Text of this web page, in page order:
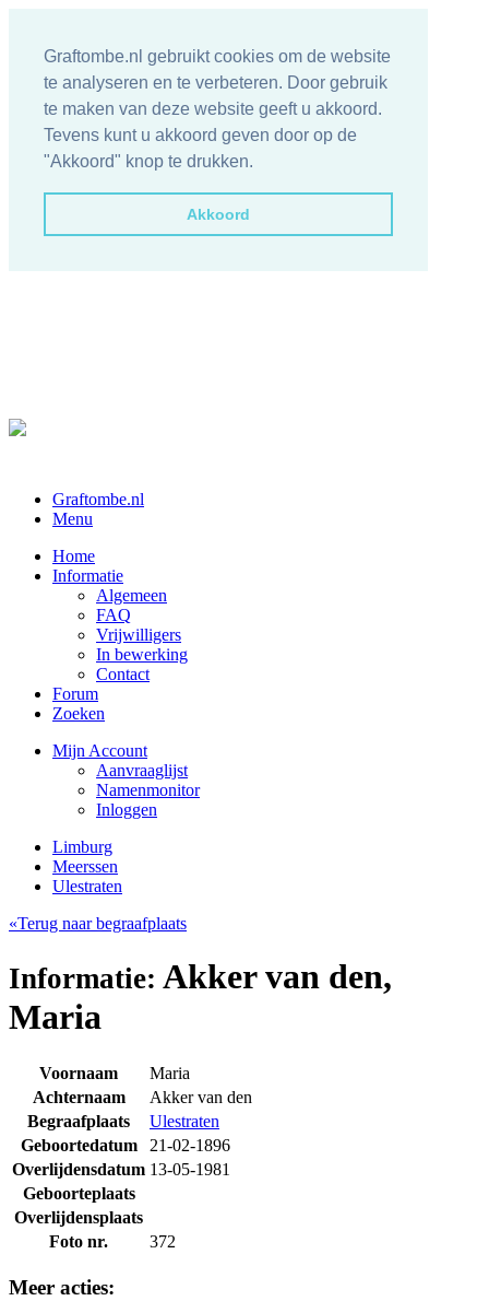
Graftombe.nl gebruikt cookies om de website
te analyseren en te verbeteren. Door gebruik
te maken van deze website geeft u akkoord.
Tevens kunt u akkoord geven door op de
"Akkoord" knop te drukken.
Akkoord
Graftombe.nl
Menu
Home
Informatie
Algemeen
FAQ
Vrijwilligers
In bewerking
Contact
Forum
Zoeken
Mijn Account
Aanvraaglijst
Namenmonitor
Inloggen
Limburg
Meerssen
Ulestraten
«Terug naar begraafplaats
Informatie: Akker van den,
Maria
Voornaam
Maria
Achternaam
Akker van den
Begraafplaats
Ulestraten
Geboortedatum
21-02-1896
Overlijdensdatum 13-05-1981
Geboorteplaats
Overlijdensplaats
Foto nr.
372
Meer acties: